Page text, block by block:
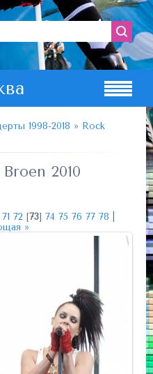
1998-2018 » Rock
2010
71 72 [73] 74 75 76 77 78
»